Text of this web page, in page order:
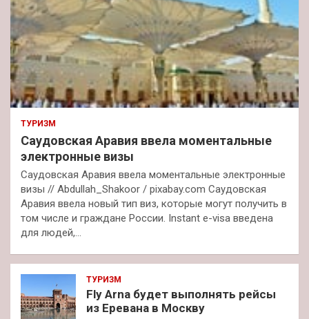
ТУРИЗМ
Саудовская Аравия ввела моментальные
электронные визы
Саудовская Аравия ввела моментальные электронные
визы // Abdullah_Shakoor / pixabay.com Саудовская
Аравия ввела новый тип виз, которые могут получить в
том числе и граждане России. Instant e-visa введена
для людей,…
ТУРИЗМ
Fly Arna будет выполнять рейсы
из Еревана в Москву